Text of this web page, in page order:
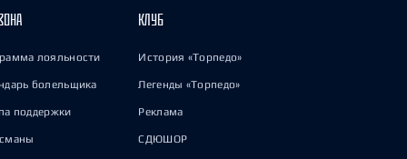
лояльности
болельщика
поддержки
КЛУБ
История «Торпедо»
Легенды «Торпедо»
Реклама
СДЮШОР